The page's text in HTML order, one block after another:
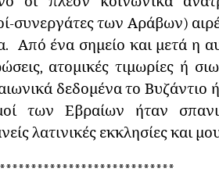
συνεργάτες των Αράβων)
Από ένα σημείο και μετά η
ατομικές τιμωρίες ή
δεδομένα το Βυζάντιο
των Εβραίων ήταν
λατινικές εκκλησίες και